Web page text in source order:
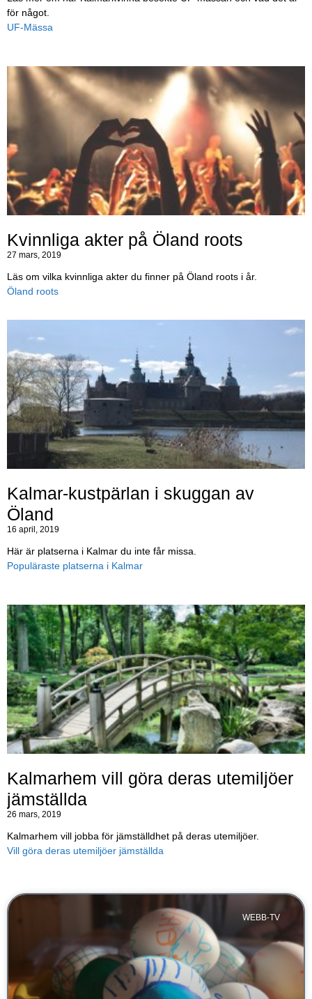
för något.
UF-Mässa
Kvinnliga akter på Öland roots
27 mars, 2019
Läs om vilka kvinnliga akter du finner på Öland roots i år.
Öland roots
Kalmar-kustpärlan i skuggan av
Öland
16 april, 2019
Här är platserna i Kalmar du inte får missa.
Populäraste platserna i Kalmar
Kalmarhem vill göra deras utemiljöer
jämställda
26 mars, 2019
Kalmarhem vill jobba för jämställdhet på deras utemiljöer.
Vill göra deras utemiljöer jämställda
WEBB-TV